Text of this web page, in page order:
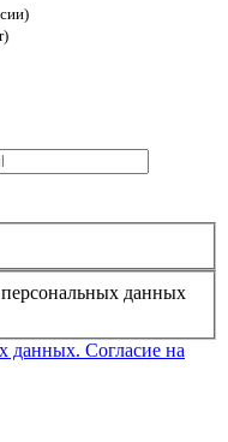
данных
данных. Согласие на